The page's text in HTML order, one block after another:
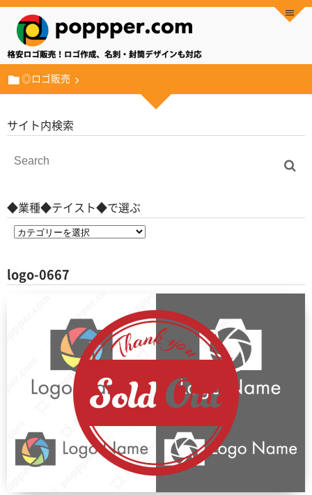
◎ロゴ販売
サイト内検索
◆業種◆テイスト◆で選ぶ
logo-0667